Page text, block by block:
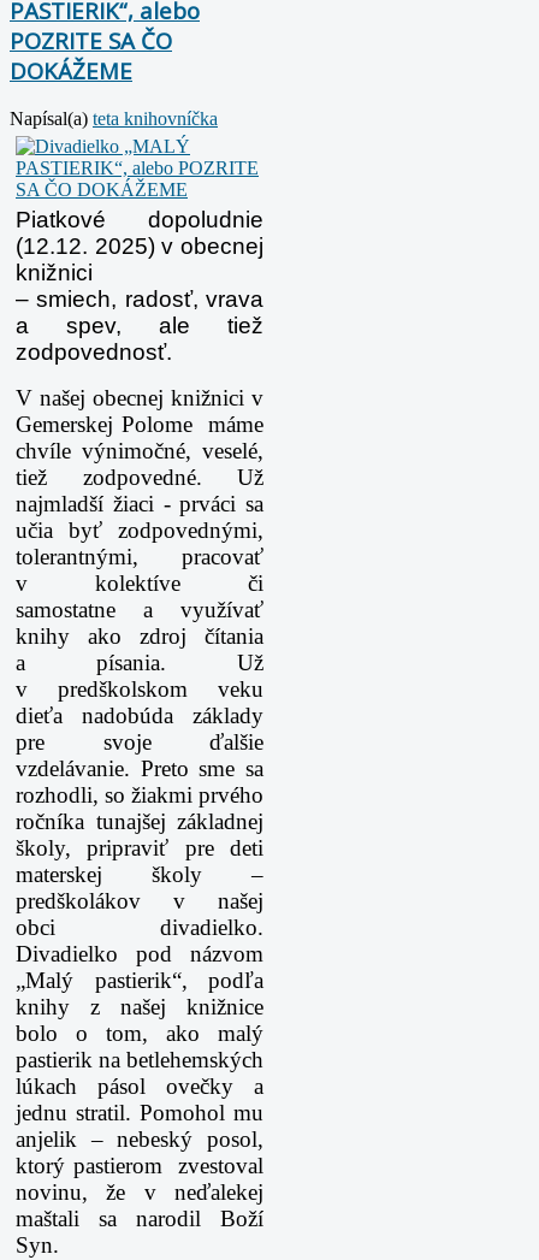
PASTIERIK“, alebo
POZRITE SA ČO
DOKÁŽEME
Napísal(a) teta knihovníčka
Piatkové dopoludnie
(12.12. 2025) v obecnej
knižnici
– smiech, radosť, vrava
a spev, ale tiež
zodpovednosť.
V našej obecnej knižnici v
Gemerskej Polome máme
chvíle výnimočné, veselé,
tiež zodpovedné. Už
najmladší žiaci - prváci sa
učia byť zodpovednými,
tolerantnými, pracovať
v kolektíve či
samostatne a využívať
knihy ako zdroj čítania
a písania. Už
v predškolskom veku
dieťa nadobúda základy
pre svoje ďalšie
vzdelávanie. Preto sme sa
rozhodli, so žiakmi prvého
ročníka tunajšej základnej
školy, pripraviť pre deti
materskej školy –
predškolákov v našej
obci divadielko.
Divadielko pod názvom
„Malý pastierik“, podľa
knihy z našej knižnice
bolo o tom, ako malý
pastierik na betlehemských
lúkach pásol ovečky a
jednu stratil. Pomohol mu
anjelik – nebeský posol,
ktorý pastierom zvestoval
novinu, že v neďalekej
maštali sa narodil Boží
Syn.